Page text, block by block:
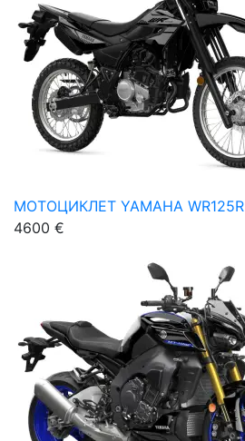
МОТОЦИКЛЕТ YAMAHA WR125R
4600 €